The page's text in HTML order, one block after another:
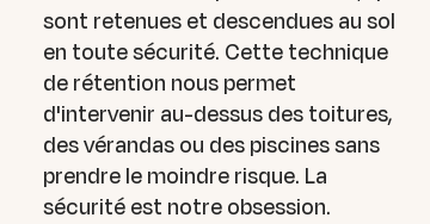
sont retenues et descendues au sol
en toute sécurité. Cette technique
de rétention nous permet
d'intervenir au-dessus des toitures,
des vérandas ou des piscines sans
prendre le moindre risque. La
sécurité est notre obsession.